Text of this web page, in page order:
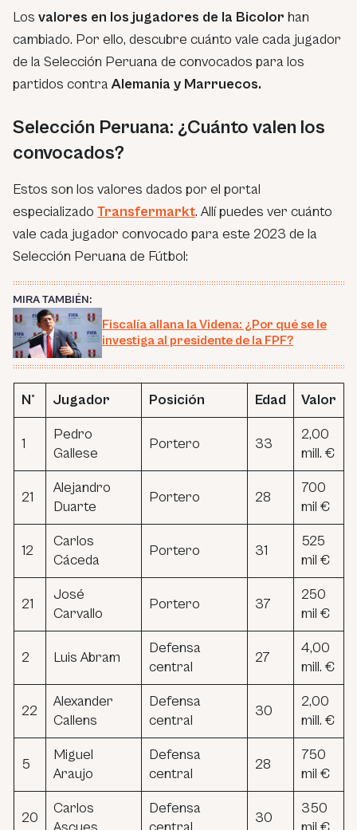
Los valores en los jugadores de la Bicolor han
cambiado. Por ello, descubre cuánto vale cada jugador
de la Selección Peruana de convocados para los
partidos contraAlemania y Marruecos.
Selección Peruana: ¿Cuánto valen los
convocados?
Estos son los valores dados por el portal
especializado Transfermarkt. Allí puedes ver cuánto
vale cada jugador convocado para este 2023 de la
Selección Peruana de Fútbol:
MIRA TAMBIÉN:
Fiscalía allana la Videna: ¿Por qué se le
investiga al presidente de la FPF?
N° Jugador Posición Edad Valor
1
Pedro
Gallese
Portero 33
2,00
mill. €
21
Alejandro
Duarte
Portero 28
700
mil €
12
Carlos
Cáceda
Portero 31
525
mil €
21
José
Carvallo
Portero 37
250
mil €
2 Luis Abram
Defensa
central
27
4,00
mill. €
22
Alexander
Callens
Defensa
central
30
2,00
mill. €
5
Miguel
Araujo
Defensa
central
28
750
mil €
20
Carlos
Defensa
30
350